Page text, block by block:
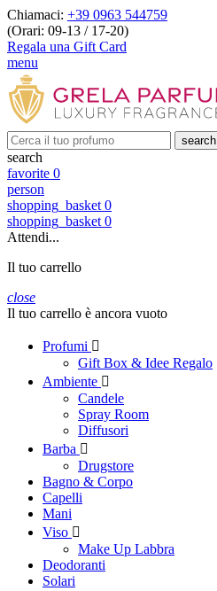
Chiamaci: +39 0963 544759
(Orari: 09-13 / 17-20)
Regala una Gift Card
menu
search
search
favorite 0
person
shopping_basket 0
shopping_basket 0
Attendi...
Il tuo carrello
close
Il tuo carrello è ancora vuoto
Profumi 
Gift Box & Idee Regalo
Ambiente 
Candele
Spray Room
Diffusori
Barba 
Drugstore
Bagno & Corpo
Capelli
Mani
Viso 
Make Up Labbra
Deodoranti
Solari